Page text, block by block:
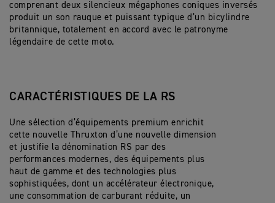
comprenant deux silencieux mégaphones coniques inversés
produit un son rauque et puissant typique d’un bicylindre
britannique, totalement en accord avec le patronyme
légendaire de cette moto.
CARACTÉRISTIQUES DE LA RS
Une sélection d’équipements premium enrichit
cette nouvelle Thruxton d’une nouvelle dimension
et justifie la dénomination RS par des
performances modernes, des équipements plus
haut de gamme et des technologies plus
sophistiquées, dont un accélérateur électronique,
une consommation de carburant réduite, un